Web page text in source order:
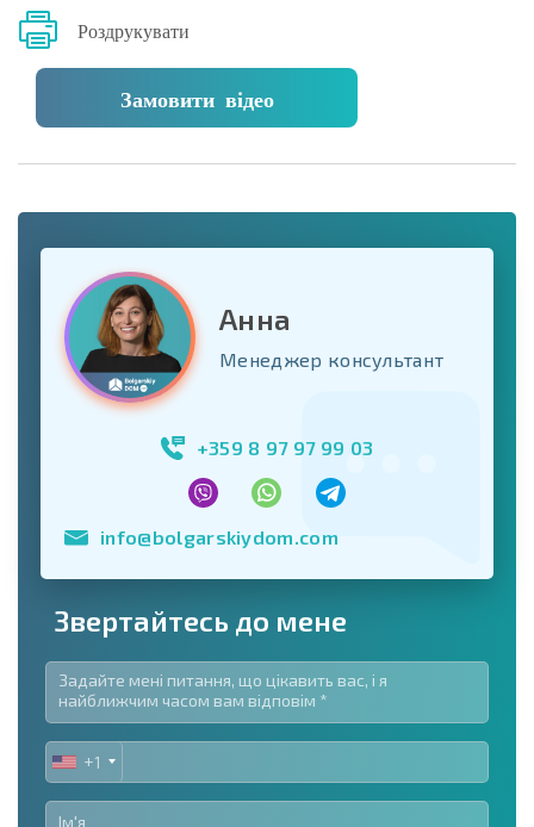
Роздрукувати
Замовити відео
Анна
Менеджер консультант
+359 8 97 97 99 03
info@bolgarskiydom.com
Звертайтесь до мене
UNITED
STATES
+1
+1